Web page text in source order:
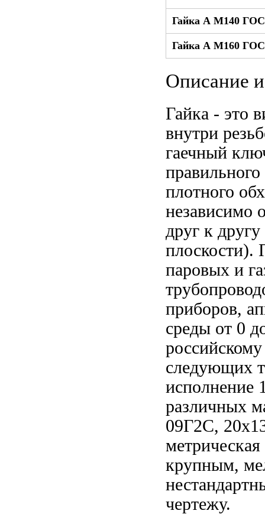
Гайка А М140
Гайка А М160
Описание
Гайка - это
внутри
гаечный
плотного
независимо
друг к
плоскости).
паровых и
приборов,
среды от 0
следующих
исполнение
различных
09Г2С,
крупным,
чертежу.